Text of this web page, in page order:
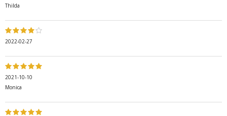
Thilda
2022-02-27
2021-10-10
Monica